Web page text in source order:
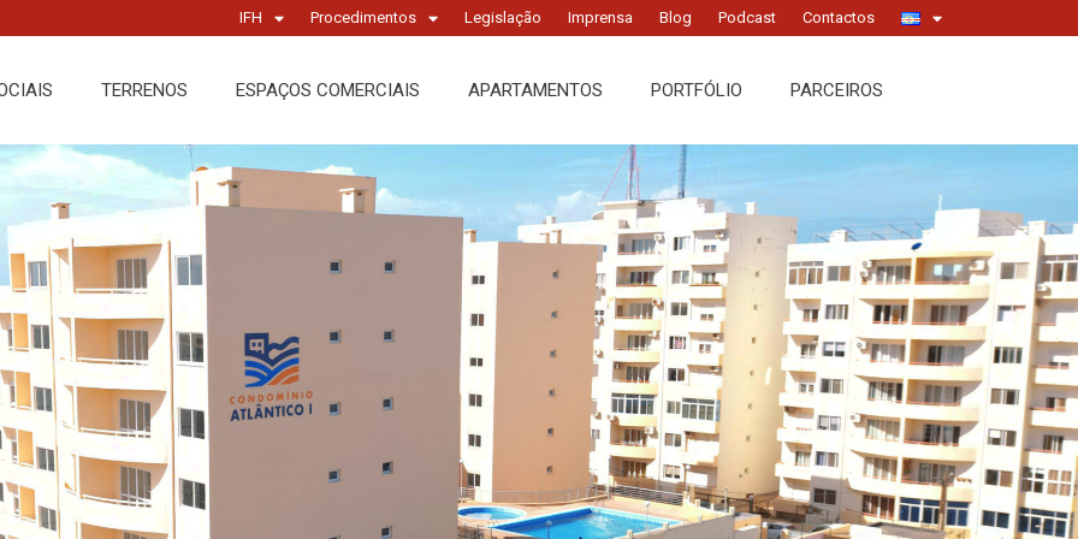
IFH Procedimentos Legislação Imprensa Blog Podcast Contactos
TERRENOS ESPAÇOS COMERCIAIS APARTAMENTOS PORTFÓLIO PARCEIROS